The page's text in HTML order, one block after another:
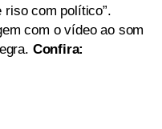
com político”.
com o vídeo ao som
Confira: